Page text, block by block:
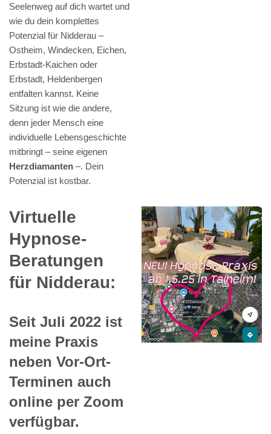
Seelenweg auf dich wartet und
wie du dein komplettes
Potenzial für Nidderau –
Ostheim, Windecken, Eichen,
Erbstadt-Kaichen oder
Erbstadt, Heldenbergen
entfalten kannst. Keine
Sitzung ist wie die andere,
denn jeder Mensch eine
individuelle Lebensgeschichte
mitbringt – seine eigenen
Herzdiamanten –. Dein
Potenzial ist kostbar.
Virtuelle
Hypnose-
Beratungen
für Nidderau:
Seit Juli 2022 ist
meine Praxis
neben Vor-Ort-
Terminen auch
online per Zoom
verfügbar.